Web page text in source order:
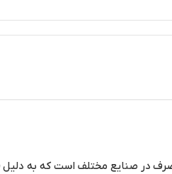
در صنایع مختلف است که به دلیل